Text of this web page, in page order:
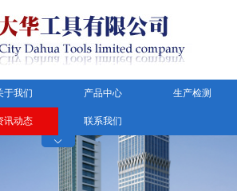
于我们 产品中心 生产检测
讯动态 联系我们
